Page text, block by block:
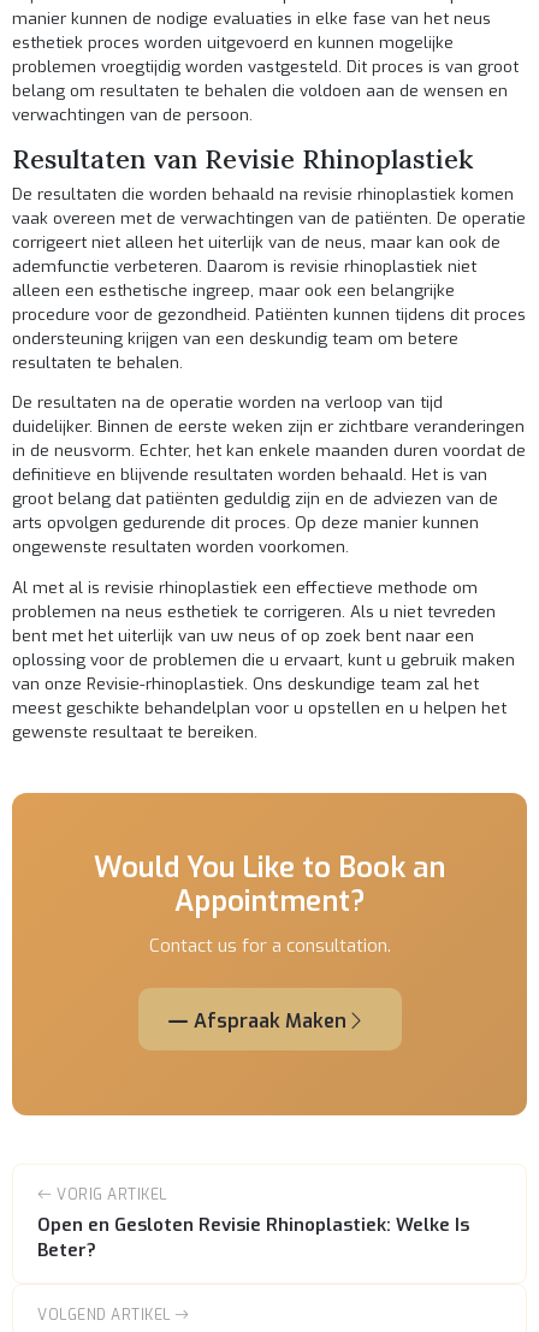
manier kunnen de nodige evaluaties in elke fase van het neus
esthetiek proces worden uitgevoerd en kunnen mogelijke
problemen vroegtijdig worden vastgesteld. Dit proces is van groot
belang om resultaten te behalen die voldoen aan de wensen en
verwachtingen van de persoon.
Resultaten van Revisie Rhinoplastiek
De resultaten die worden behaald na revisie rhinoplastiek komen
vaak overeen met de verwachtingen van de patiënten. De operatie
corrigeert niet alleen het uiterlijk van de neus, maar kan ook de
ademfunctie verbeteren. Daarom is revisie rhinoplastiek niet
alleen een esthetische ingreep, maar ook een belangrijke
procedure voor de gezondheid. Patiënten kunnen tijdens dit proces
ondersteuning krijgen van een deskundig team om betere
resultaten te behalen.
De resultaten na de operatie worden na verloop van tijd
duidelijker. Binnen de eerste weken zijn er zichtbare veranderingen
in de neusvorm. Echter, het kan enkele maanden duren voordat de
definitieve en blijvende resultaten worden behaald. Het is van
groot belang dat patiënten geduldig zijn en de adviezen van de
arts opvolgen gedurende dit proces. Op deze manier kunnen
ongewenste resultaten worden voorkomen.
Al met al is revisie rhinoplastiek een effectieve methode om
problemen na neus esthetiek te corrigeren. Als u niet tevreden
bent met het uiterlijk van uw neus of op zoek bent naar een
oplossing voor de problemen die u ervaart, kunt u gebruik maken
van onzeRevisie-rhinoplastiek. Ons deskundige team zal het
meest geschikte behandelplan voor u opstellen en u helpen het
gewenste resultaat te bereiken.
Would You Like to Book an
Appointment?
Contact us for a consultation.
Afspraak Maken
VORIG ARTIKEL
Open en Gesloten Revisie Rhinoplastiek: Welke Is
Beter?
VOLGEND ARTIKEL